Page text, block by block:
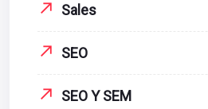
Sales
SEO
SEO Y SEM